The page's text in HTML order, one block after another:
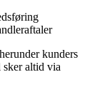
kunders
sker altid via